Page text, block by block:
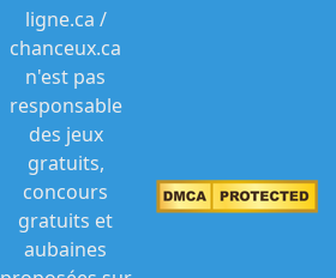
ligne.ca /
chanceux.ca
n'est pas
responsable
des jeux
gratuits,
concours
gratuits et
aubaines